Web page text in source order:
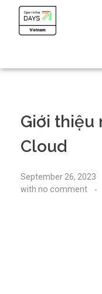
Giới thiệu
Cloud
September 26, 2023
with no comment